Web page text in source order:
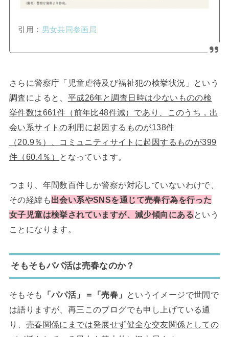
引用： 男女共同参画局
さらに警察庁「児童虐待及び福祉犯の検挙状況」という
調査によると、 平成26年と調査日時は少ないものの検
挙件数は661件（前年比48件減）であり、このうち，出
会い系サイトの利用に起因するものが138件
（20.9％）、コミュニティサイトに起因するものが399
件（60.4％） となっています。
つまり、年間数百件しか警察が対応していないわけで、
その経緯も出会い系やSNSを通じて売春行為を行った
女子児童は検挙されていますが、減少傾向にあるという
ことになります。
そもそもパパ活は売春なのか？
そもそも 「パパ活」＝「売春」
というイメージで世間で
は語りますが、再三このブログでも申し上げている通
り、 売春関係にまでは発展せず健全な交友関係としての